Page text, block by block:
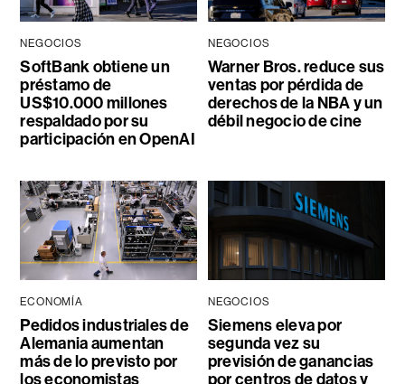
NEGOCIOS
SoftBank obtiene un
préstamo de
US$10.000 millones
respaldado por su
participación en OpenAI
NEGOCIOS
Warner Bros. reduce sus
ventas por pérdida de
derechos de la NBA y un
débil negocio de cine
ECONOMÍA
Pedidos industriales de
Alemania aumentan
más de lo previsto por
los economistas
NEGOCIOS
Siemens eleva por
segunda vez su
previsión de ganancias
por centros de datos y